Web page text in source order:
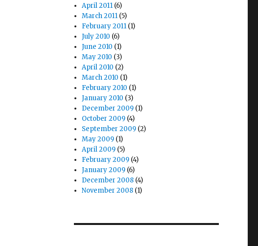
April 2011 (6)
March 2011 (5)
February 2011 (1)
July 2010 (6)
June 2010 (1)
May 2010 (3)
April 2010 (2)
March 2010 (1)
February 2010 (1)
January 2010 (3)
December 2009 (1)
October 2009 (4)
September 2009 (2)
May 2009 (1)
April 2009 (5)
February 2009 (4)
January 2009 (6)
December 2008 (4)
November 2008 (1)